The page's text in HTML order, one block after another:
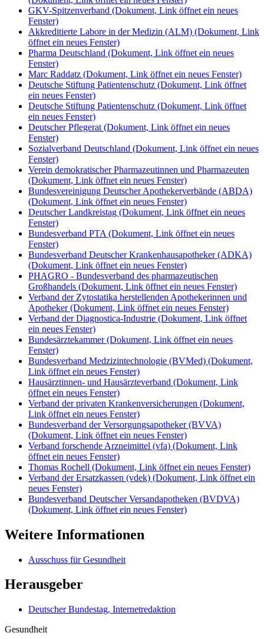
GKV-Spitzenverband (Dokument, Link öffnet ein neues
Fenster)
Akkreditierte Labore in der Medizin (ALM) (Dokument, Link
öffnet ein neues Fenster)
Pharma Deutschland (Dokument, Link öffnet ein neues
Fenster)
Marc Raddatz (Dokument, Link öffnet ein neues Fenster)
Deutsche Stiftung Patientenschutz (Dokument, Link öffnet
ein neues Fenster)
Deutsche Stiftung Patientenschutz (Dokument, Link öffnet
ein neues Fenster)
Deutscher Pflegerat (Dokument, Link öffnet ein neues
Fenster)
Sozialverband Deutschland (Dokument, Link öffnet ein neues
Fenster)
Verein demokratischer Pharmazeutinnen und Pharmazeuten
(Dokument, Link öffnet ein neues Fenster)
Bundesvereinigung Deutscher Apothekerverbände (ABDA)
(Dokument, Link öffnet ein neues Fenster)
Deutscher Landkreistag (Dokument, Link öffnet ein neues
Fenster)
Bundesverband PTA (Dokument, Link öffnet ein neues
Fenster)
Bundesverband Deutscher Krankenhausapotheker (ADKA)
(Dokument, Link öffnet ein neues Fenster)
PHAGRO - Bundesverband des pharmazeutischen
Großhandels (Dokument, Link öffnet ein neues Fenster)
Verband der Zytostatika herstellenden Apothekerinnen und
Apotheker(Dokument, Link öffnet ein neues Fenster)
Verband der Diagnostica-Industrie (Dokument, Link öffnet
ein neues Fenster)
Bundesärztekammer(Dokument, Link öffnet ein neues
Fenster)
Bundesverband Medzizintechnologie (BVMed) (Dokument,
Link öffnet ein neues Fenster)
Hausärztinnen- und Hausärzteverband (Dokument, Link
öffnet ein neues Fenster)
Verband der privaten Krankenversicherungen (Dokument,
Link öffnet ein neues Fenster)
Bundesverband der Versorgungsapotheker (BVVA)
(Dokument, Link öffnet ein neues Fenster)
Verband forschende Arzneimittel (vfa) (Dokument, Link
öffnet ein neues Fenster)
Thomas Rochell (Dokument, Link öffnet ein neues Fenster)
Verband der Ersatzkassen (vdek) (Dokument, Link öffnet ein
neues Fenster)
Bundesverband Deutscher Versandapotheken (BVDVA)
(Dokument, Link öffnet ein neues Fenster)
Weitere Informationen
Ausschuss für Gesundheit
Herausgeber
Deutscher Bundestag, Internetredaktion
Gesundheit